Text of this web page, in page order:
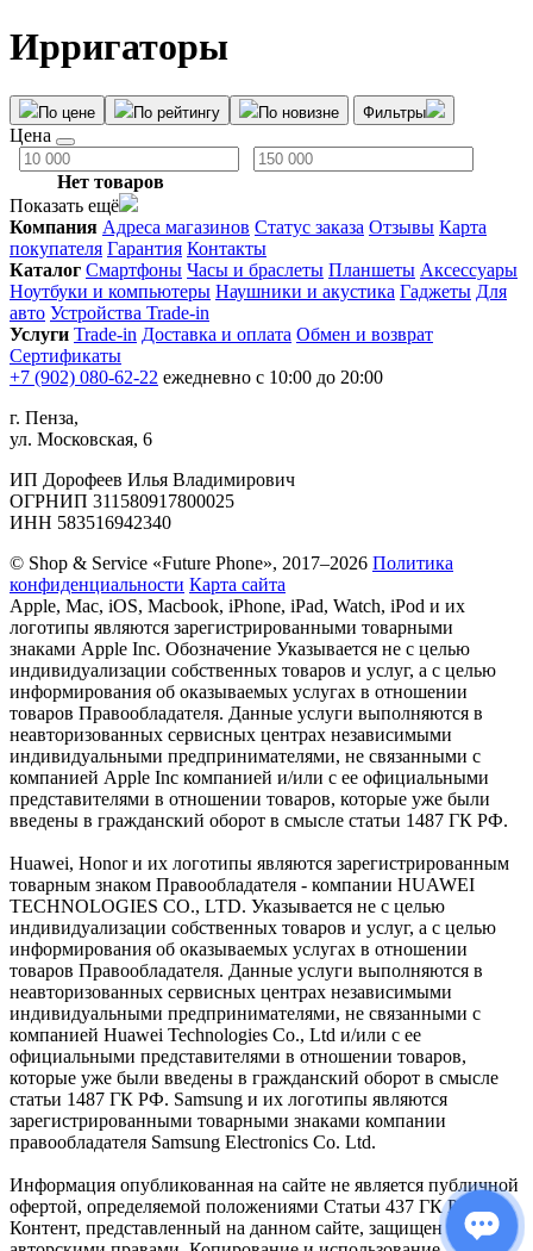
Ирригаторы
По цене По рейтингу По новизне Фильтры
Цена
Нет товаров
Показать ещё
Компания Адреса магазинов Статус заказа Отзывы Карта
покупателя Гарантия Контакты
Каталог Смартфоны Часы и браслеты Планшеты Аксессуары
Ноутбуки и компьютеры Наушники и акустика Гаджеты Для
авто Устройства Trade-in
Услуги Trade-in Доставка и оплата Обмен и возврат
Сертификаты
+7 (902) 080-62-22 ежедневно с 10:00 до 20:00
г. Пенза,
ул. Московская, 6
ИП Дорофеев Илья Владимирович
ОГРНИП 311580917800025
ИНН 583516942340
© Shop & Service «Future Phone», 2017–2026 Политика
конфиденциальности Карта сайта
Apple, Mac, iOS, Macbook, iPhone, iPad, Watch, iPod и их
логотипы являются зарегистрированными товарными
знаками Apple Inc. Обозначение Указывается не с целью
индивидуализации собственных товаров и услуг, а с целью
информирования об оказываемых услугах в отношении
товаров Правообладателя. Данные услуги выполняются в
неавторизованных сервисных центрах независимыми
индивидуальными предпринимателями, не связанными с
компанией Apple Inc компанией и/или с ее официальными
представителями в отношении товаров, которые уже были
введены в гражданский оборот в смысле статьи 1487 ГК РФ.
Huawei, Honor и их логотипы являются зарегистрированным
товарным знаком Правообладателя - компании HUAWEI
TECHNOLOGIES CO., LTD. Указывается не с целью
индивидуализации собственных товаров и услуг, а с целью
информирования об оказываемых услугах в отношении
товаров Правообладателя. Данные услуги выполняются в
неавторизованных сервисных центрах независимыми
индивидуальными предпринимателями, не связанными с
компанией Huawei Technologies Co., Ltd и/или с ее
официальными представителями в отношении товаров,
которые уже были введены в гражданский оборот в смысле
статьи 1487 ГК РФ. Samsung и их логотипы являются
зарегистрированными товарными знаками компании
правообладателя Samsung Electronics Co. Ltd.
Информация опубликованная на сайте не является публичной
офертой, определяемой положениями Статьи 437 ГК РФ.
Контент, представленный на данном сайте, защищен